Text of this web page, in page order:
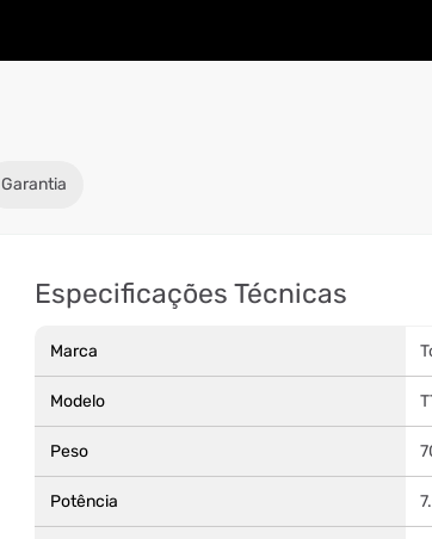
Garantia
Especificações Técnicas
Marca
Modelo
Peso
Potência